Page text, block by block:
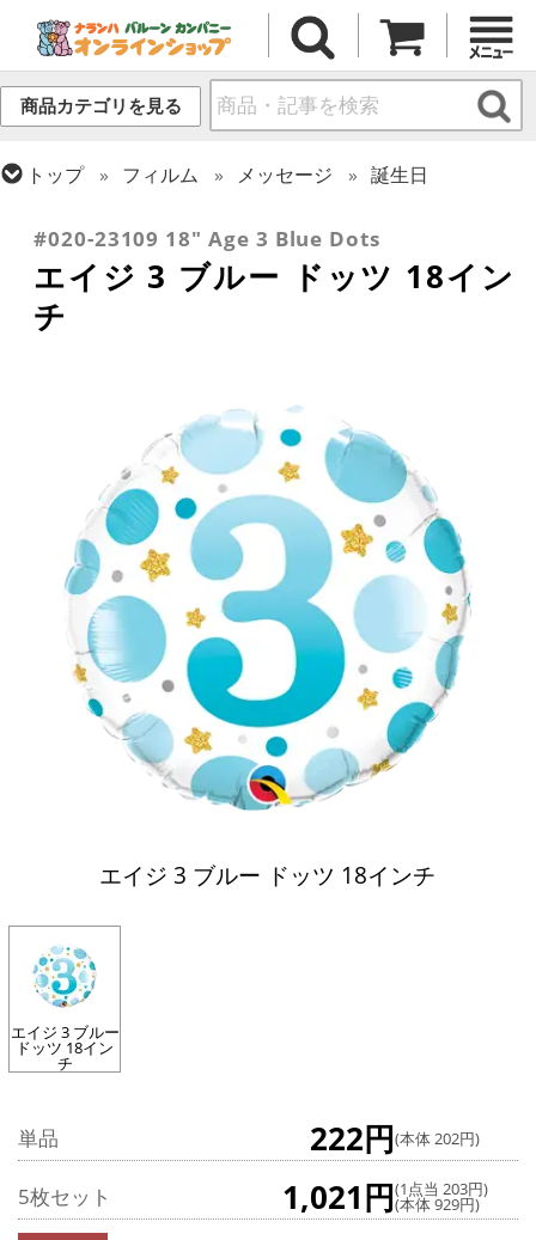
商品カテゴリを見る
トップ フィルム メッセージ
誕生日
#020-23109 18" Age 3 Blue Dots
エイジ 3 ブルー ドッツ 18イン
チ
エイジ 3 ブルー ドッツ 18インチ
エイジ 3 ブルー
ドッツ 18イン
チ
単品 222円(本体 202円)
5枚セット 1,021円(1点当 203円)
(本体 929円)